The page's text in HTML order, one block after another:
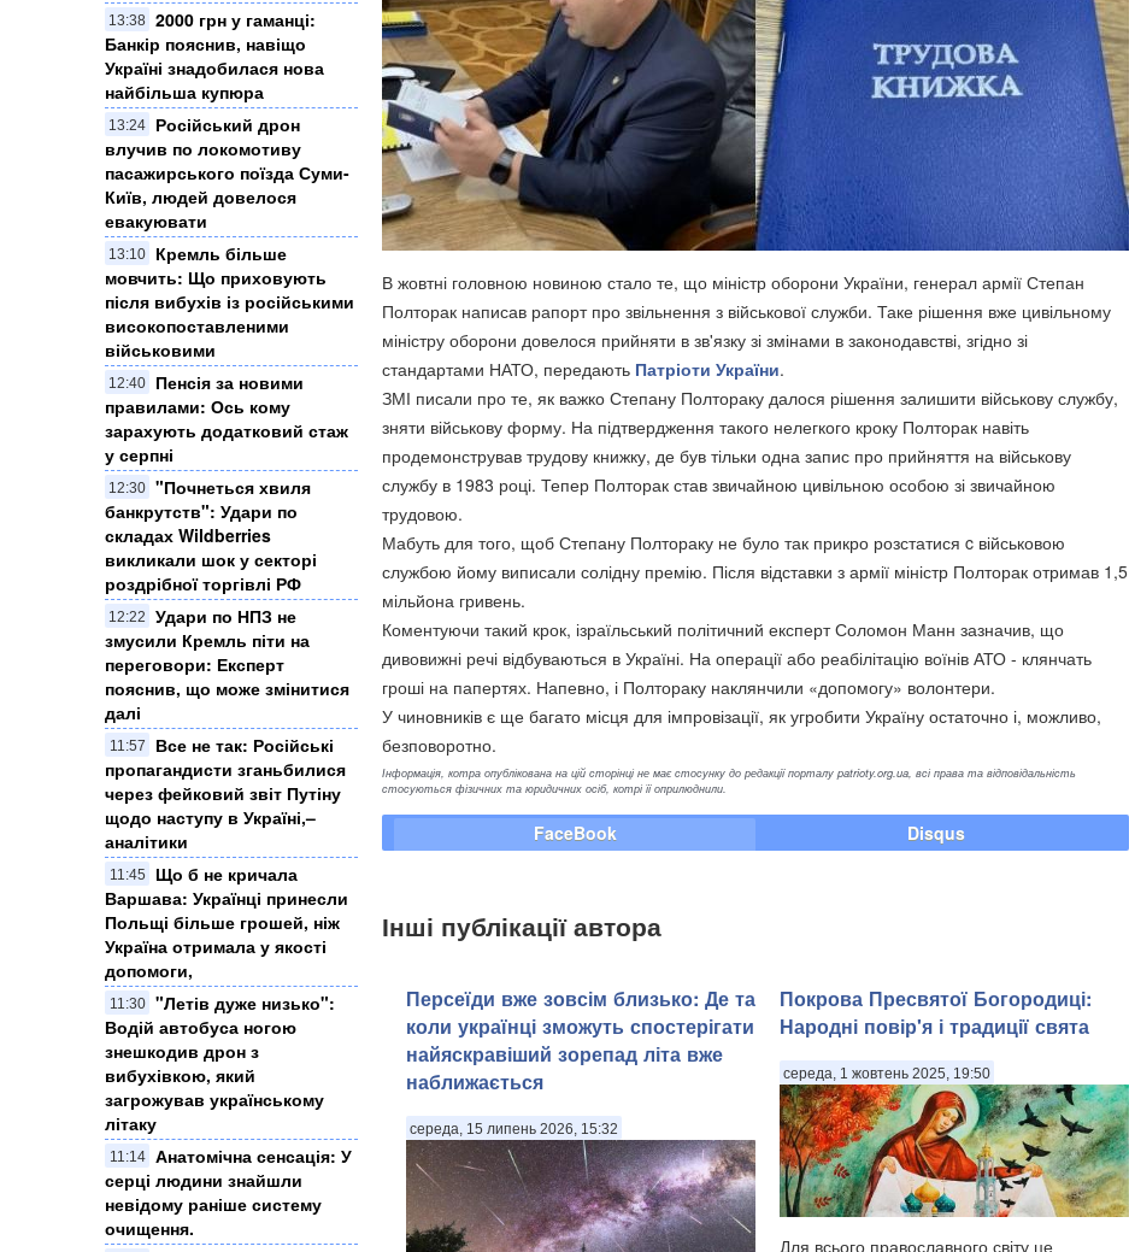
13:38 2000 грн у гаманці:
Банкір пояснив, навіщо
Україні знадобилася нова
найбільша купюра
13:24
Російський дрон
влучив по локомотиву
пасажирського поїзда Суми-
Київ, людей довелося
евакуювати
13:10
Кремль більше
мовчить: Що приховують
після вибухів із російськими
високопоставленими
військовими
12:40
Пенсія за новими
правилами: Ось кому
зарахують додатковий стаж
у серпні
12:30 "Почнеться хвиля
банкрутств": Удари по
складах Wildberries
викликали шок у секторі
роздрібної торгівлі РФ
12:22
Удари по НПЗ не
змусили Кремль піти на
переговори: Експерт
пояснив, що може змінитися
далі
11:57
Все не так: Російські
пропагандисти зганьбилися
через фейковий звіт Путіну
щодо наступу в Україні,–
аналітики
11:45
Що б не кричала
Варшава: Українці принесли
Польщі більше грошей, ніж
Україна отримала у якості
допомоги,
11:30
"Летів дуже низько":
Водій автобуса ногою
знешкодив дрон з
вибухівкою, який
загрожував українському
літаку
11:14
Анатомічна сенсація: У
серці людини знайшли
невідому раніше систему
очищення.
В жовтні головною новиною стало те, що міністр оборони України, генерал армії Степан
Полторак написав рапорт про звільнення з військової служби. Таке рішення вже цивільному
міністру оборони довелося прийняти в зв'язку зі змінами в законодавстві, згідно зі
стандартами НАТО, передають Патріоти України.
ЗМІ писали про те, як важко Степану Полтораку далося рішення залишити військову службу,
зняти військову форму. На підтвердження такого нелегкого кроку Полторак навіть
продемонстрував трудову книжку, де був тільки одна запис про прийняття на військову
службу в 1983 році. Тепер Полторак став звичайною цивільною особою зі звичайною
трудовою.
Мабуть для того, щоб Степану Полтораку не було так прикро розстатися c військовою
службою йому виписали солідну премію. Після відставки з армії міністр Полторак отримав 1,5
мільйона гривень.
Коментуючи такий крок, ізраїльський політичний експерт Соломон Манн зазначив, що
дивовижні речі відбуваються в Україні. На операції або реабілітацію воїнів АТО - клянчать
гроші на папертях. Напевно, і Полтораку наклянчили «допомогу» волонтери.
У чиновників є ще багато місця для імпровізації, як угробити Україну остаточно і, можливо,
безповоротно.
Інформація, котра опублікована на цій сторінці не має стосунку до редакції порталу patrioty.org.ua, всі права та відповідальність
стосуються фізичних та юридичних осіб, котрі її оприлюднили.
FaceBook Disqus
Інші публікації автора
Персеїди вже зовсім близько: Де та
коли українці зможуть спостерігати
найяскравіший зорепад літа вже
наближається
середа, 15 липень 2026, 15:32
Покрова Пресвятої Богородиці:
Народні повір'я і традиції свята
середа, 1 жовтень 2025, 19:50
Для всього православного світу це